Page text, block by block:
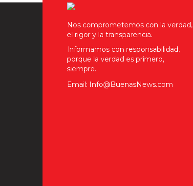
Nos comprometemos con la verdad,
el rigor y la transparencia.
Informamos con responsabilidad,
porque la verdad es primero,
siempre.
Email: Info@BuenasNews.com